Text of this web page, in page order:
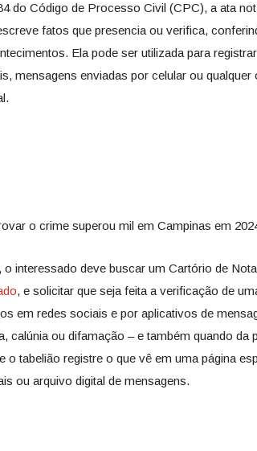
do Código de Processo Civil (CPC), a ata
fatos que presencia ou verifica,
Ela pode ser utilizada para
mensagens enviadas por celular ou qualquer
o crime superou mil em Campinas em
o interessado deve buscar um Cartório de
, e solicitar que seja feita a verificação de
em redes sociais e por aplicativos de
calúnia ou difamação – e também quando da
o tabelião registre o que vê em uma página
ou arquivo digital de mensagens.